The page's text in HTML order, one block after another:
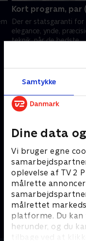
Samtykke
Dine data
Vi bruger egne
oplevelse af TV 2
målrette
målrettet
platforme. Du
herunder, og du
tilbage ved at
Kort program, par
Der er statsgaranti for
elegance, ynde,
teknik, når de bedste
Skating Arena.
Andre så også
Vinter-OL - Short
Skøjteløb